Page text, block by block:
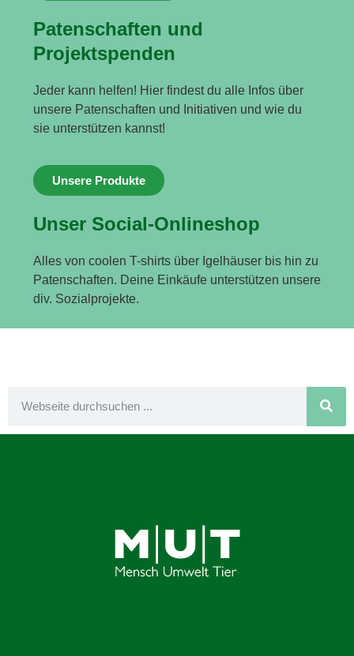
Patenschaften und
Projektspenden
Jeder kann helfen! Hier findest du alle Infos über
unsere Patenschaften und Initiativen und wie du
sie unterstützen kannst!
Unsere Produkte
Unser Social-Onlineshop
Alles von coolen T-shirts über Igelhäuser bis hin zu
Patenschaften. Deine Einkäufe unterstützen unsere
div. Sozialprojekte.